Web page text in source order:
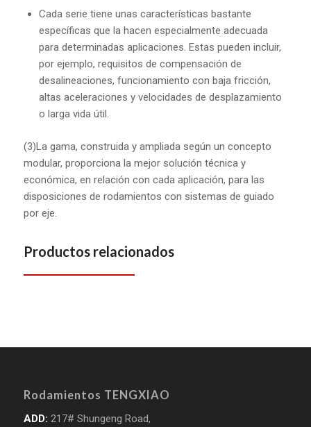
Cada serie tiene unas características bastante
específicas que la hacen especialmente adecuada
para determinadas aplicaciones. Estas pueden incluir,
por ejemplo, requisitos de compensación de
desalineaciones, funcionamiento con baja fricción,
altas aceleraciones y velocidades de desplazamiento
o larga vida útil.
(3)La gama, construida y ampliada según un concepto
modular, proporciona la mejor solución técnica y
económica, en relación con cada aplicación, para las
disposiciones de rodamientos con sistemas de guiado
por eje.
Productos relacionados
Rodamientos TENGXIAO
ADD: 217# Shungeng Road,